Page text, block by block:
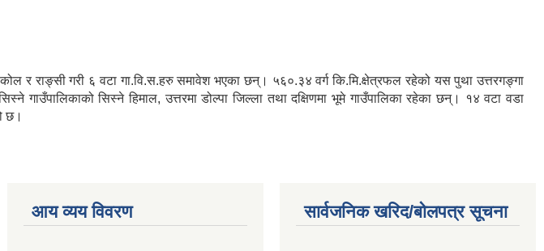
र राङ्सी गरी ६ वटा गा.वि.स.हरु समावेश भएका छन्। ५६०.३४ वर्ग कि.मि.क्षेत्रफल रहेको यस पुथा उत्तरगङ्गा
गाउँपालिकाको सिस्ने हिमाल, उत्तरमा डोल्पा जिल्ला तथा दक्षिणमा भूमे गाउँपालिका रहेका छन्। १४ वटा वडा
छ।
आय व्यय विवरण सार्वजनिक खरिद/बोलपत्र सूचना